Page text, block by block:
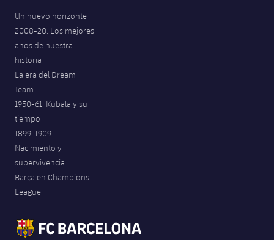
Un nuevo horizonte
2008-20. Los mejores
años de nuestra
historia
La era del Dream
Team
1950-61. Kubala y su
tiempo
1899-1909.
Nacimiento y
supervivencia
Barça en Champions
League